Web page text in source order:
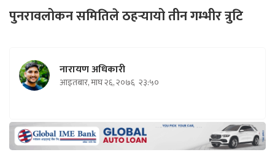
पुनरावलोकन समितिले ठहर्‍यायो तीन गम्भीर त्रुटि
नारायण अधिकारी
आइतबार, माघ २६, २०७६ २३:५०